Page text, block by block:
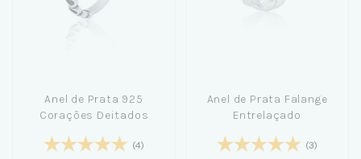
Anel de Prata 925
Corações Deitados
(4)
Anel de Prata Falange
Entrelaçado
(3)